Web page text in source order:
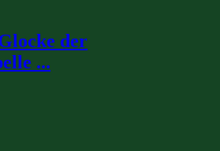
der
...